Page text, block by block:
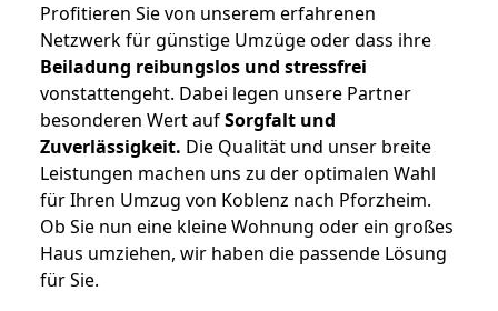
Profitieren Sie von unserem erfahrenen
Netzwerk für günstige Umzüge oder dass ihre
Beiladung reibungslos und stressfrei
vonstattengeht. Dabei legen unsere Partner
besonderen Wert aufSorgfalt und
Zuverlässigkeit. Die Qualität und unser breite
Leistungen machen uns zu der optimalen Wahl
für Ihren Umzug von Koblenz nach Pforzheim.
Ob Sie nun eine kleine Wohnung oder ein großes
Haus umziehen, wir haben die passende Lösung
für Sie.